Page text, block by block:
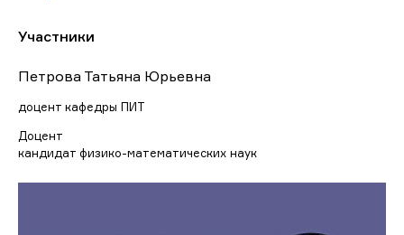
Участники
Петрова Татьяна Юрьевна
доцент кафедры ПИТ
Доцент
кандидат физико-математических наук